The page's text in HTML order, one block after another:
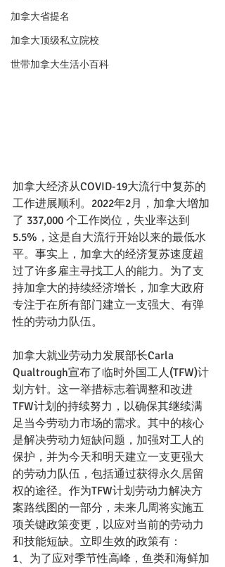
加拿大省提名
加拿大顶级私立院校
世带加拿大生活小百科
加拿大经济从COVID-19大流行中复苏的
工作进展顺利。2022年2月，加拿大增加
了 337,000 个工作岗位，失业率达到
5.5%，这是自大流行开始以来的最低水
平。事实上，加拿大的经济复苏速度超
过了许多雇主寻找工人的能力。为了支
持加拿大的持续经济增长，加拿大政府
专注于在所有部门建立一支强大、有弹
性的劳动力队伍。
加拿大就业劳动力发展部长Carla
Qualtrough宣布了临时外国工人(TFW)计
划方针。这一举措标志着调整和改进
TFW计划的持续努力，以确保其继续满
足当今劳动力市场的需求。其中的核心
是解决劳动力短缺问题，加强对工人的
保护，并为今天和明天建立一支更强大
的劳动力队伍，包括通过获得永久居留
权的途径。作为TFW计划劳动力解决方
案路线图的一部分，未来几周将实施五
项关键政策变更，以应对当前的劳动力
和技能短缺。立即生效的政策有：
1、为了应对季节性高峰，鱼类和海鲜加